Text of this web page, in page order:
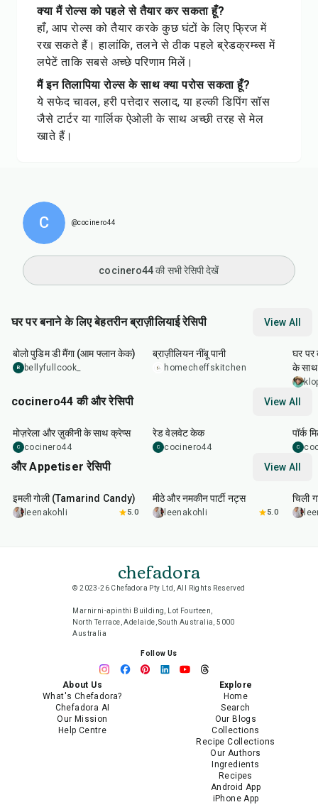
क्या मैं रोल्स को पहले से तैयार कर सकता हूँ?
हाँ, आप रोल्स को तैयार करके कुछ घंटों के लिए फ्रिज में
रख सकते हैं। हालांकि, तलने से ठीक पहले ब्रेडक्रम्ब्स में
लपेटें ताकि सबसे अच्छे परिणाम मिलें।
मैं इन तिलापिया रोल्स के साथ क्या परोस सकता हूँ?
ये सफेद चावल, हरी पत्तेदार सलाद, या हल्की डिपिंग सॉस
जैसे टार्टर या गार्लिक ऐओली के साथ अच्छी तरह से मेल
खाते हैं।
C @cocinero44
cocinero44 की सभी रेसिपी देखें
घर पर बनाने के लिए बेहतरीन ब्राज़ीलियाई रेसिपी View All
5
बोलो पुडिम डी मैंगा (आम फ्लान केक)
B bellyfullcook_
min
ब्राज़ीलियन नींबू पानी
homecheffskitchen
घर पर
के साथ
cocinero44 की और रेसिपी View All
मोज़रेला और ज़ुकीनी के साथ क्रेप्स
C cocinero44
रेड वेलवेट केक
C cocinero44
पॉर्क
C
और Appetiser रेसिपी View All
1 20 min
इमली गोली (Tamarind Candy)
leenakohli 5.0
मीठे और नमकीन पार्टी नट्स
leenakohli 5.0
चिली
chefadora
© 2023-26 Chefadora Pty Ltd, All Rights Reserved
Marnirni-apinthi Building, Lot Fourteen,
North Terrace, Adelaide, South Australia, 5000
Australia
Follow Us
About Us
What's Chefadora?
Chefadora AI
Our Mission
Help Centre
Explore
Home
Search
Our Blogs
Collections
Recipe Collections
Our Authors
Ingredients
Recipes
Android App
iPhone App